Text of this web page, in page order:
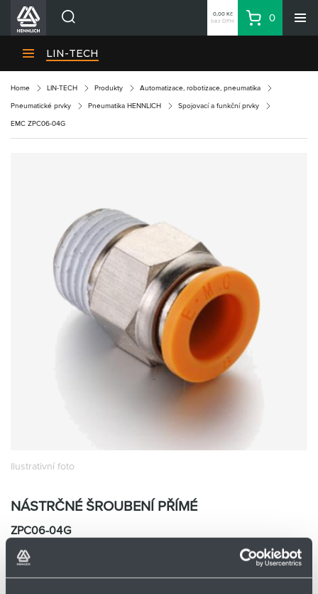
Divize HENNLICH
Blog
Přihlásit se
Nákupní seznam
0,00 Kč
bez DPH
Košík
0
LIN-TECH
Home LIN-TECH Produkty Automatizace, robotizace, pneumatika
Pneumatické prvky Pneumatika HENNLICH Spojovací a funkční prvky
EMC ZPC06-04G
Ilustrativní foto
NÁSTRČNÉ ŠROUBENÍ PŘÍMÉ
ZPC06-04G
Ano